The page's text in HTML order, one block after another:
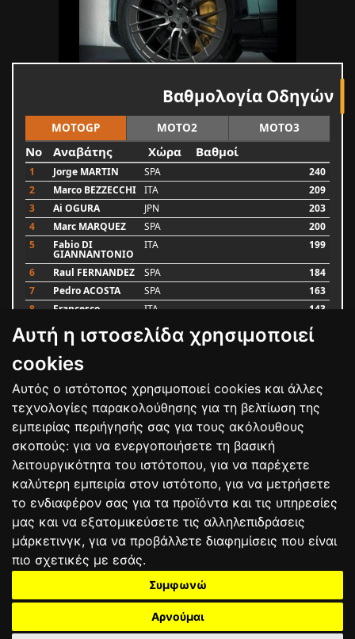
Αυτή η ιστοσελίδα χρησιμοποιεί
cookies
Αυτός ο ιστότοπος χρησιμοποιεί cookies και άλλες
τεχνολογίες παρακολούθησης για τη βελτίωση της
εμπειρίας περιήγησής σας για τους ακόλουθους
σκοπούς: για να ενεργοποιήσετε τη βασική
λειτουργικότητα του ιστότοπου, για να παρέχετε
καλύτερη εμπειρία στον ιστότοπο, για να μετρήσετε
το ενδιαφέρον σας για τα προϊόντα και τις υπηρεσίες
μας και να εξατομικεύσετε τις αλληλεπιδράσεις
μάρκετινγκ, για να προβάλλετε διαφημίσεις που είναι
πιο σχετικές με εσάς.
Συμφωνώ
Αρνούμαι
Βαθμολογία Οδηγών
MOTOGP MOTO2 MOTO3
No Αναβάτης Χώρα Βαθμοί
1 Jorge MARTIN SPA
240
2
Marco BEZZECCHI ITA
209
3
Ai OGURA JPN
203
4
Marc MARQUEZ SPA
200
5
Fabio DI
GIANNANTONIO
ITA 199
6 Raul FERNANDEZ SPA
184
7
Pedro ACOSTA SPA
163
8
Francesco ITA 143
9 Alex MARQUEZ SPA
106
Luca MARINI
Bαθμολογία
ΟΡΟΙ ΧΡΗΣΗΣΠΟΛΙΤΙΚΗ ΠΡΟΣΤΑΣΙΑΣ
ΑΓΩΝΕΣΑΠΟΤΕΛΕΣΜΑΤΑΑΓΟΡΑ